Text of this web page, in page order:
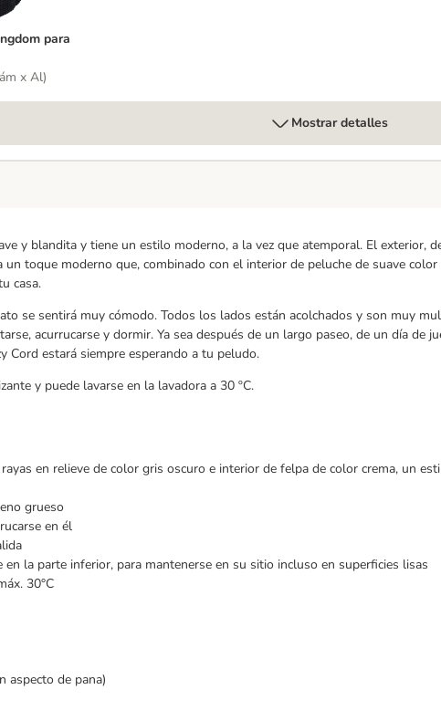
para
x Al)
Mostrar detalles
y blandita y tiene un estilo moderno, a la vez que atemporal. El exterior,
toque moderno que, combinado con el interior de peluche de suave color
casa.
se sentirá muy cómodo. Todos los lados están acolchados y son muy
acurrucarse y dormir. Ya sea después de un largo paseo, de un día de
Cord estará siempre esperando a tu peludo.
y puede lavarse en la lavadora a 30 ºC.
en relieve de color gris oscuro e interior de felpa de color crema, un
grueso
en él
en la parte inferior, para mantenerse en su sitio incluso en superficies lisas
30°C
aspecto de pana)